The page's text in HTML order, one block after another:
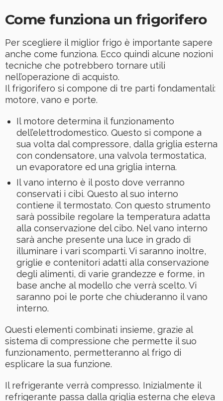
Come funziona un frigorifero
Per scegliere il miglior frigo è importante sapere
anche come funziona. Ecco quindi alcune nozioni
tecniche che potrebbero tornare utili
nell’operazione di acquisto.
Il frigorifero si compone di tre parti fondamentali:
motore, vano e porte.
Il motore determina il funzionamento
dell’elettrodomestico. Questo si compone a
sua volta dal compressore, dalla griglia esterna
con condensatore, una valvola termostatica,
un evaporatore ed una griglia interna.
Il vano interno è il posto dove verranno
conservati i cibi. Questo al suo interno
contiene il termostato. Con questo strumento
sarà possibile regolare la temperatura adatta
alla conservazione del cibo. Nel vano interno
sarà anche presente una luce in grado di
illuminare i vari scomparti. Vi saranno inoltre,
griglie e contenitori adatti alla conservazione
degli alimenti, di varie grandezze e forme, in
base anche al modello che verrà scelto. Vi
saranno poi le porte che chiuderanno il vano
interno.
Questi elementi combinati insieme, grazie al
sistema di compressione che permette il suo
funzionamento, permetteranno al frigo di
esplicare la sua funzione.
Il refrigerante verrà compresso. Inizialmente il
refrigerante passa dalla griglia esterna che eleva